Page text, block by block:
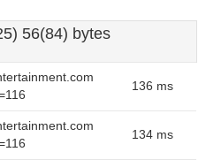
56(84) bytes
136 ms
134 ms